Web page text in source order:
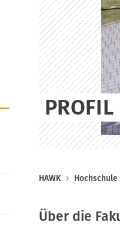
o
n
P
a
HAWK Hochschule
Über die